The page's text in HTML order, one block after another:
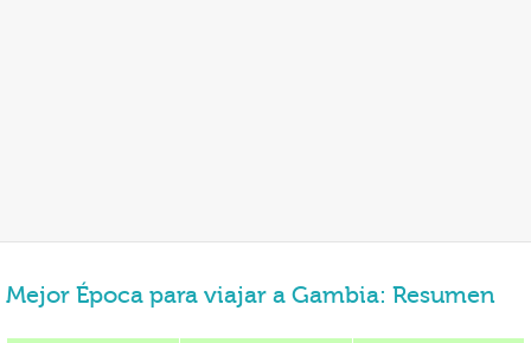
Mejor Época para viajar a Gambia: Resumen